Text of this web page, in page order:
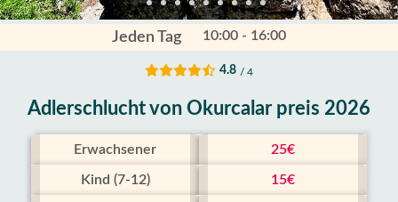
Jeden Tag 10:00 - 16:00
4.8 / 4
Adlerschlucht von Okurcalar preis 2026
Erwachsener 25€
Kind (7-12) 15€